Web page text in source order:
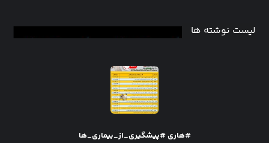
لیست نوشته ها
#هاری #پیشگیری_از_بیماری_ها